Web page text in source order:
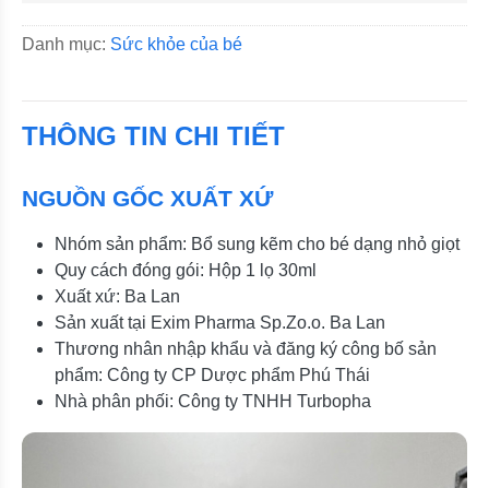
Danh mục: Sức khỏe của bé
THÔNG TIN CHI TIẾT
NGUỒN GỐC XUẤT XỨ
Nhóm sản phẩm: Bổ sung kẽm cho bé dạng nhỏ giọt
Quy cách đóng gói: Hộp 1 lọ 30ml
Xuất xứ: Ba Lan
Sản xuất tại Exim Pharma Sp.Zo.o. Ba Lan
Thương nhân nhập khẩu và đăng ký công bố sản
phẩm: Công ty CP Dược phẩm Phú Thái
Nhà phân phối: Công ty TNHH Turbopha